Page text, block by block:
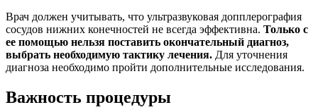
Врач должен учитывать, что ультразвуковая допплерография
сосудов нижних конечностей не всегда эффективна. Только с
ее помощью нельзя поставить окончательный диагноз,
выбрать необходимую тактику лечения. Для уточнения
диагноза необходимо пройти дополнительные исследования.
Важность процедуры